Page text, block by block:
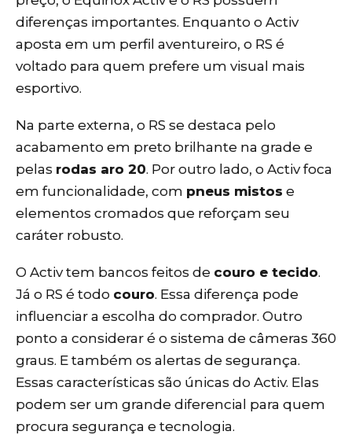
diferenças importantes. Enquanto o Activ
aposta em um perfil aventureiro, o RS é
voltado para quem prefere um visual mais
esportivo.
Na parte externa, o RS se destaca pelo
acabamento em preto brilhante na grade e
pelas rodas aro 20. Por outro lado, o Activ foca
em funcionalidade, com pneus mistos e
elementos cromados que reforçam seu
caráter robusto.
O Activ tem bancos feitos de couro e tecido.
Já o RS é todo couro. Essa diferença pode
influenciar a escolha do comprador. Outro
ponto a considerar é o sistema de câmeras 360
graus. E também os alertas de segurança.
Essas características são únicas do Activ. Elas
podem ser um grande diferencial para quem
procura segurança e tecnologia.